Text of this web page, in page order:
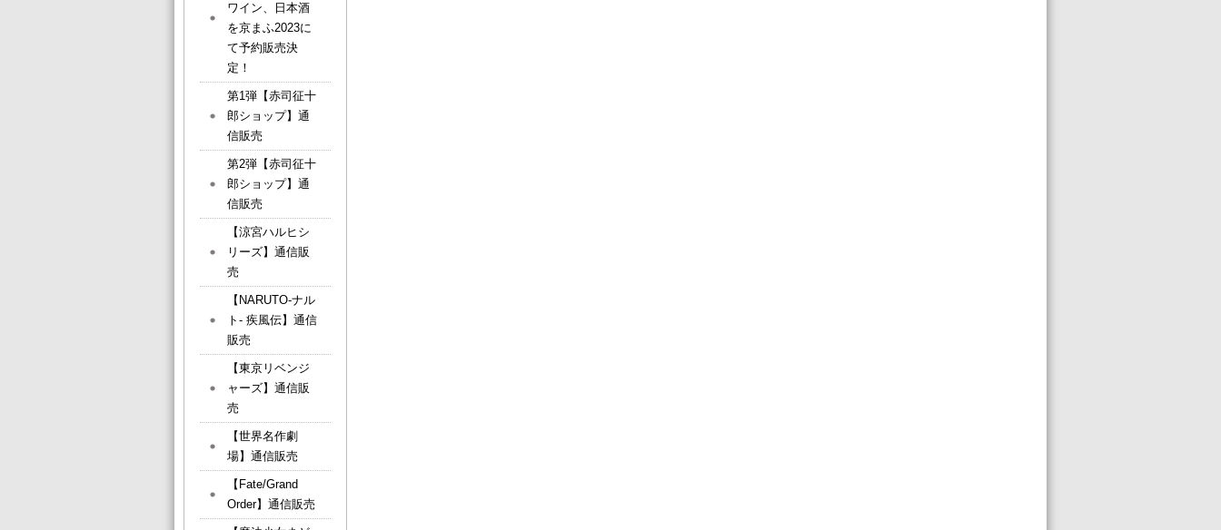
ワイン、日本酒
を京まふ2023に
て予約販売決
定！
第1弾【赤司征十
郎ショップ】通
信販売
第2弾【赤司征十
郎ショップ】通
信販売
【涼宮ハルヒシ
リーズ】通信販
売
【NARUTO-ナル
ト- 疾風伝】通信
販売
【東京リベンジ
ャーズ】通信販
売
【世界名作劇
場】通信販売
【Fate/Grand
Order】通信販売